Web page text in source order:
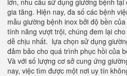
lớn, nhu cầu sử dụng giường bệnh
gia tăng. Hiện nay, đa số các bệnh
mẫu giường bệnh inox bởi độ bền
tính năng vượt trội, chúng đem lại
dễ chịu nhất. lựa chọn sử dụng
đảm bảo cho quá trình phục hồi của
Và với số lượng cơ sở cung ứng
nay, việc tìm được một nơi uy tín